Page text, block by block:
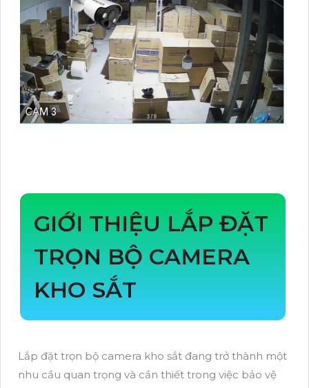
GIỚI THIỆU LẮP ĐẶT
TRỌN BỘ CAMERA
KHO SẮT
Lắp đặt trọn bộ camera kho sắt đang trở thành một
nhu cầu quan trọng và cần thiết trong việc bảo vệ